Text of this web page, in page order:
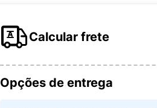
Calcular frete
Opções de entrega